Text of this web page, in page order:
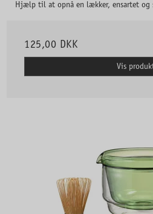
Hjælp til at opnå en lækker, ensartet og
125,00 DKK
Vis